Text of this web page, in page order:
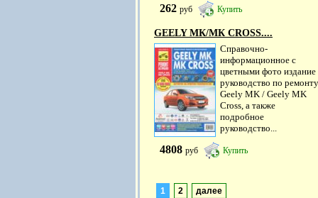
262 руб Купить
GEELY MК/MК CROSS....
Справочно-
информационное с
цветными фото издание
руководство по ремонту
Geely MK / Geely MK
Cross, а также
подробное
руководство...
4808 руб Купить
1 2 далее